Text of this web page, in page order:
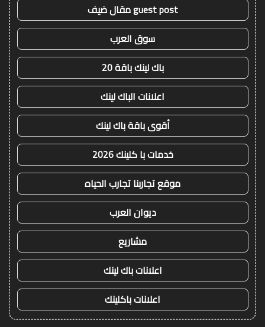
guest post مقال ضيف
سوق العرب
باك لينك باقة 20
اعلانات الباك لينك
أقوى باقة باك لينك
خدمات با كلينك 2026
موقع تجاربنا تجارب الحياه
ديوان العرب
مشاريع
اعلانات باك لينك
اعلانات باكلينك